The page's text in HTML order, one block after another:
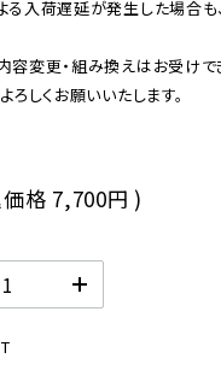
入荷遅延が発生した場合も
変更・組み換えはお受けで
ろしくお願いいたします。
格 7,700円 )